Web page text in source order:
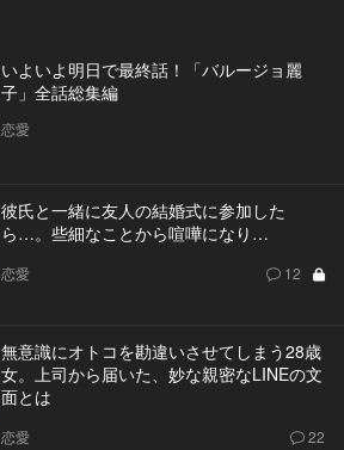
いよいよ明日で最終話！「バルージョ麗
子」全話総集編
恋愛
彼氏と一緒に友人の結婚式に参加した
ら…。些細なことから喧嘩になり…
恋愛 12
無意識にオトコを勘違いさせてしまう28歳
女。上司から届いた、妙な親密なLINEの文
面とは
恋愛 22